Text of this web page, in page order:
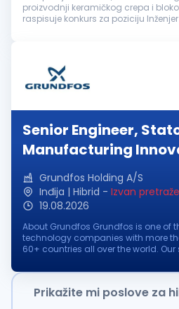
proizvodnji keramičkog crepa i
raspisuje konkurs za poziciju
Senior Engineer,
Manufacturing
Grundfos Holding A/S
Inđija | Hibrid - Izvan
19.08.2026
About Grundfos Grundfos is one of
technology companies with more
60+ countries all over the world.
challenges and improve...
Prikažite mi poslove za